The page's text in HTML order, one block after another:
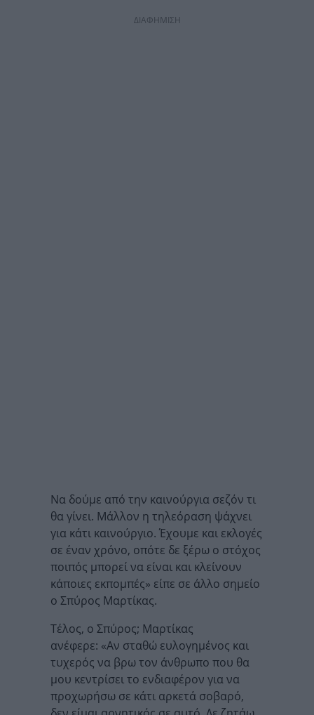
ΔΙΑΦΗΜΙΣΗ
Να δούμε από την καινούργια σεζόν τι
θα γίνει. Μάλλον η τηλεόραση ψάχνει
για κάτι καινούργιο. Έχουμε και εκλογές
σε έναν χρόνο, οπότε δε ξέρω ο στόχος
ποιπός μπορεί να είναι και κλείνουν
κάποιες εκπομπές» είπε σε άλλο σημείο
ο Σπύρος Μαρτίκας.
Τέλος, ο Σπύρος; Μαρτίκας
ανέφερε: «Αν σταθώ ευλογημένος και
τυχερός να βρω τον άνθρωπο που θα
μου κεντρίσει το ενδιαφέρον για να
προχωρήσω σε κάτι αρκετά σοβαρό,